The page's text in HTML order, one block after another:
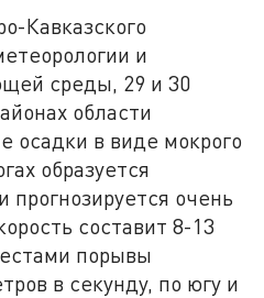
Кавказского
и
среды, 29 и 30
области
осадки в виде мокрого
образуется
прогнозируется очень
составит 8-13
порывы
в секунду, по югу и